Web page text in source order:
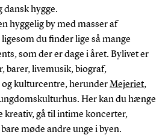
hygge.
hyggelig by med masser af
du finder lige så mange
som der er dage i året. Bylivet er
barer, livemusik, biograf,
kulturcentre, herunderMejeriet,
Her kan du hænge
kreativ, gå til intime koncerter,
møde andre unge i byen.